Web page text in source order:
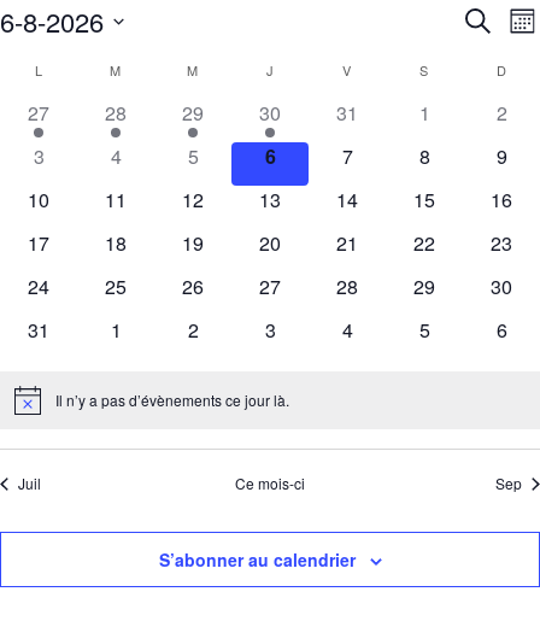
ET
DE
6-8-2026
date.
CALENDRIER
DE
ÉVÈNEMENTS
L M M J V S D
has
1
évènement,
27
has
1
évènement,
28
has
1
évènement,
29
has
1
évènement,
30
has
évènements,
31
has
évènements,
1
has
2
has
évènements,
3
has
évènements,
4
has
évènements,
5
has
0
évènements,
6
has
évènements,
7
has
évènements,
8
has
9
has
évènements,
10
has
évènements,
11
has
évènements,
12
has
évènements,
13
has
évènements,
14
has
évènements,
15
has
16
has
évènements,
17
has
évènements,
18
has
évènements,
19
has
évènements,
20
has
évènements,
21
has
évènements,
22
has
23
has
évènements,
24
has
évènements,
25
has
évènements,
26
has
évènements,
27
has
évènements,
28
has
évènements,
29
has
30
has
évènements,
31
has
1
has
2
has
3
has
4
has
5
has
6
Notice Il n’y a pas d’évènements ce jour là.
Juil Ce mois-ci Sep
S’abonner au calendrier